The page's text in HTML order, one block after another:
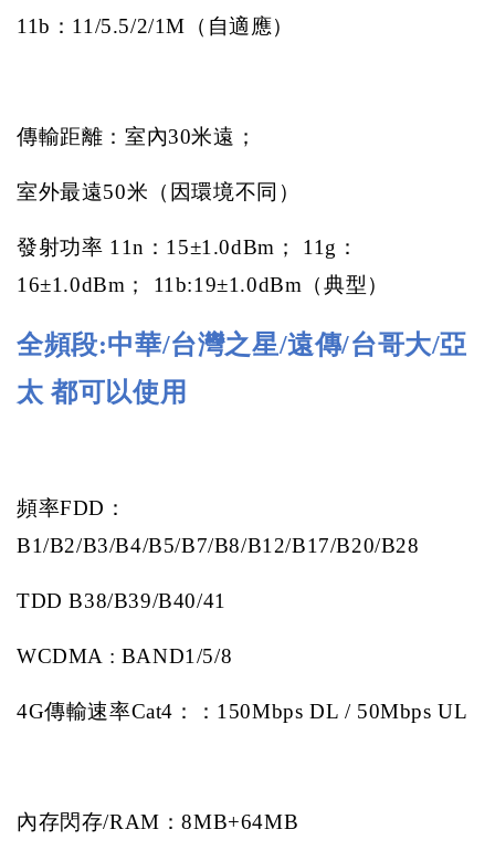
11b ： 11/5.5/2/1M （自適應）
傳輸距離：室內30米遠；
室外最遠50米（因環境不同）
發射功率 11n ： 15±1.0dBm ； 11g ：
16±1.0dBm ； 11b:19±1.0dBm （典型）
全頻段:中華/台灣之星/遠傳/台哥大/亞
太 都可以使用
頻率FDD ：
B1/B2/B3/B4/B5/B7/B8/B12/B17/B20/B28
TDD B38/B39/B40/41
WCDMA : BAND1/5/8
4G傳輸速率Cat4 ：： 150Mbps DL / 50Mbps UL
內存閃存/RAM ：8MB+64MB